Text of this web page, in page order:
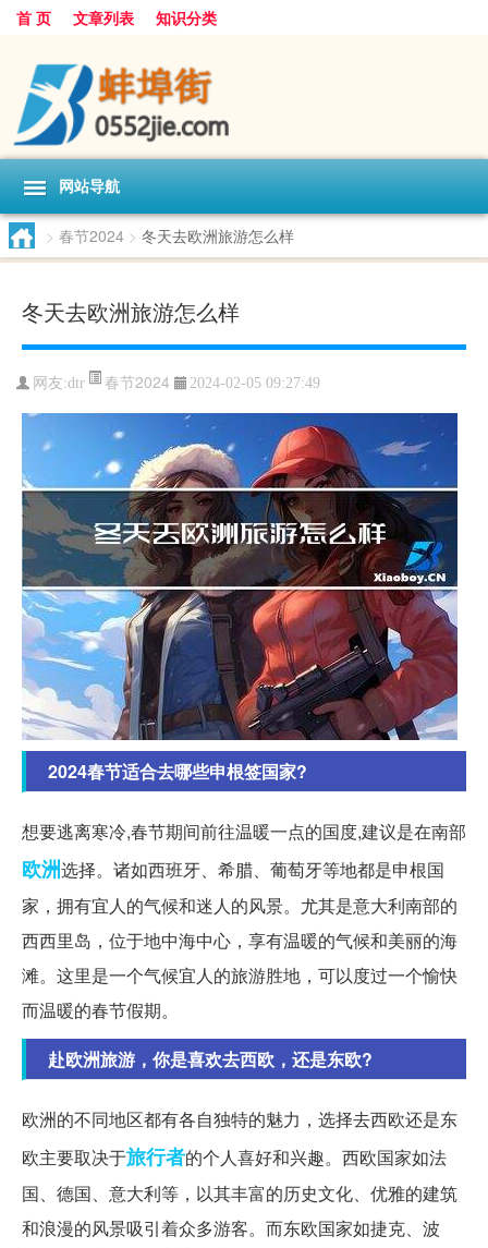
首 页 文章列表 知识分类
网站导航
> 春节2024 > 冬天去欧洲旅游怎么样
冬天去欧洲旅游怎么样
网友:dtr 春节2024 2024-02-05 09:27:49
2024春节适合去哪些申根签国家?
想要逃离寒冷,春节期间前往温暖一点的国度,建议是在南部
欧洲选择。诸如西班牙、希腊、葡萄牙等地都是申根国
家，拥有宜人的气候和迷人的风景。尤其是意大利南部的
西西里岛，位于地中海中心，享有温暖的气候和美丽的海
滩。这里是一个气候宜人的旅游胜地，可以度过一个愉快
而温暖的春节假期。
赴欧洲旅游，你是喜欢去西欧，还是东欧?
欧洲的不同地区都有各自独特的魅力，选择去西欧还是东
欧主要取决于旅行者的个人喜好和兴趣。西欧国家如法
国、德国、意大利等，以其丰富的历史文化、优雅的建筑
和浪漫的风景吸引着众多游客。而东欧国家如捷克、波